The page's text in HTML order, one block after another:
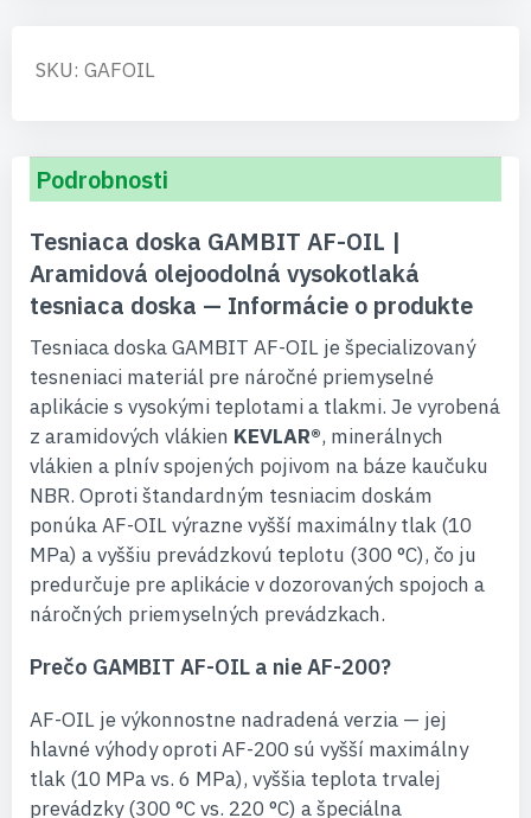
SKU: GAFOIL
Podrobnosti
Tesniaca doska GAMBIT AF-OIL |
Aramidová olejoodolná vysokotlaká
tesniaca doska — Informácie o produkte
Tesniaca doska GAMBIT AF-OIL je špecializovaný
tesneniaci materiál pre náročné priemyselné
aplikácie s vysokými teplotami a tlakmi. Je vyrobená
z aramidových vlákien KEVLAR®, minerálnych
vlákien a plnív spojených pojivom na báze kaučuku
NBR. Oproti štandardným tesniacim doskám
ponúka AF-OIL výrazne vyšší maximálny tlak (10
MPa) a vyššiu prevádzkovú teplotu (300 °C), čo ju
predurčuje pre aplikácie v dozorovaných spojoch a
náročných priemyselných prevádzkach.
Prečo GAMBIT AF-OIL a nie AF-200?
AF-OIL je výkonnostne nadradená verzia — jej
hlavné výhody oproti AF-200 sú vyšší maximálny
tlak (10 MPa vs. 6 MPa), vyššia teplota trvalej
prevádzky (300 °C vs. 220 °C) a špeciálna